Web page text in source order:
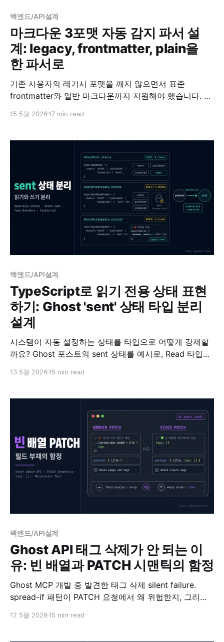
백엔드/API설계
마크다운 3포맷 자동 감지 파서 설
계: legacy, frontmatter, plain을
한 파서로
기존 사용자의 레거시 포맷을 깨지 않으면서 표준
frontmatter와 일반 마크다운까지 지원해야 했습니다. 감
이유를 정리합니다.
15 5월 2026 17 min read
백엔드/API설계
TypeScript로 읽기 전용 상태 표현
하기: Ghost 'sent' 상태 타입 분리
설계
시스템이 자동 설정하는 상태를 타입으로 어떻게 강제할
까요? Ghost 포스트의 sent 상태를 예시로, Read 타입과
설계 패턴을 정리합니다.
13 5월 2026 15 min read
백엔드/API설계
Ghost API 태그 삭제가 안 되는 이
유: 빈 배열과 PATCH 시맨틱의 함정
Ghost MCP 개발 중 발견한 태그 삭제 silent failure.
spread-if 패턴이 PATCH 요청에서 왜 위험한지, 그리고
12 5월 2026 15 min read